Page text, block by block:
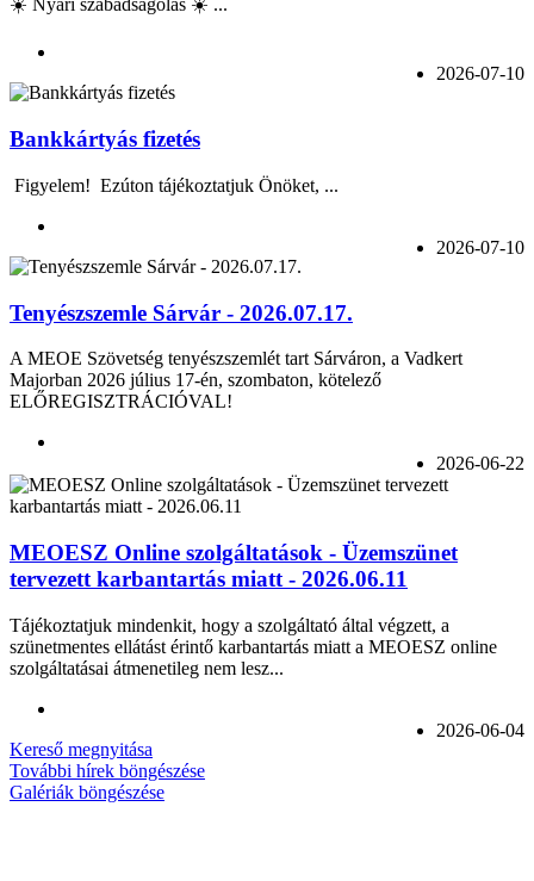
☀️ Nyári szabadságolás ☀️ ...
2026-07-10
Bankkártyás fizetés
Figyelem! Ezúton tájékoztatjuk Önöket, ...
2026-07-10
Tenyészszemle Sárvár - 2026.07.17.
A MEOE Szövetség tenyészszemlét tart Sárváron, a Vadkert
Majorban 2026 július 17-én, szombaton, kötelező
ELŐREGISZTRÁCIÓVAL!
2026-06-22
MEOESZ Online szolgáltatások - Üzemszünet
tervezett karbantartás miatt - 2026.06.11
Tájékoztatjuk mindenkit, hogy a szolgáltató által végzett, a
szünetmentes ellátást érintő karbantartás miatt a MEOESZ online
szolgáltatásai átmenetileg nem lesz...
2026-06-04
Kereső megnyitása
További hírek böngészése
Galériák böngészése